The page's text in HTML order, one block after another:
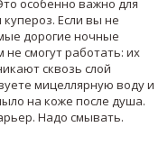
особенно важно для
купероз. Если вы не
дорогие ночные
смогут работать: их
сквозь слой
мицеллярную воду и
на коже после душа.
Надо смывать.